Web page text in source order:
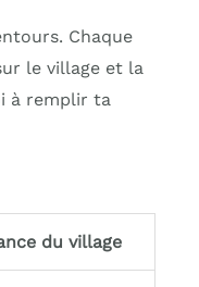
Chaque
le village et la
à remplir ta
du village